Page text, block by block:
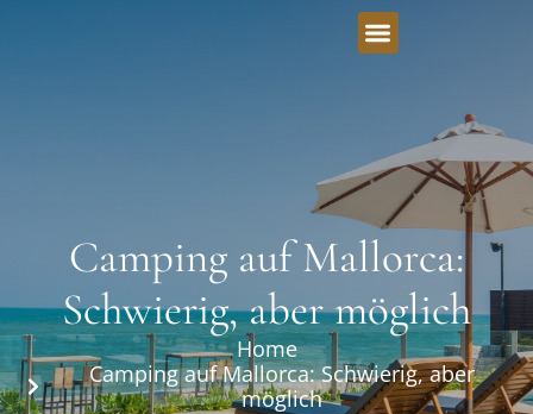
Camping auf Mallorca:
Schwierig, aber möglich
Home
Camping auf Mallorca: Schwierig, aber
möglich